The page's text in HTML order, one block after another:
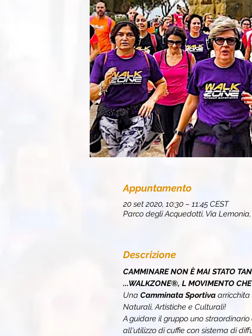
Appuntamento
20 set 2020, 10:30 – 11:45 CEST
Parco degli Acquedotti, Via Lemonia,
Descrizione
CAMMINARE NON È MAI STATO
...WALKZONE®, L MOVIMENTO
Una Camminata Sportiva arricchita
Naturali, Artistiche e Culturali!
A guidare il gruppo uno
all'utilizzo di cuffie con sistema di